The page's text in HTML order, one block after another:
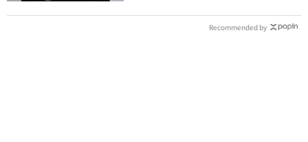
Recommended by